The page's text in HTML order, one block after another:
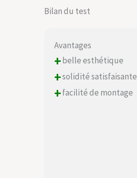
Bilan du test
Avantages
+belle esthétique
+solidité satisfaisante
+facilité de montage